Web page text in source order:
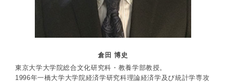
倉田 博史
東京大学大学院総合文化研究科・教養学部教授。
1996年一橋大学大学院経済学研究科理論経済学及び統計学専攻